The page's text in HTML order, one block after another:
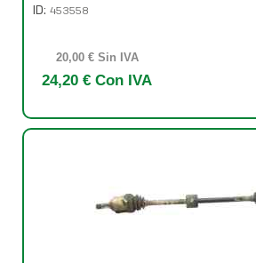
ID: 453558
20,00 € Sin IVA
24,20 € Con IVA